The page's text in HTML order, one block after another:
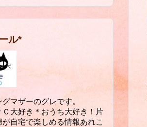
ル*
マザーのグレです。
Ｃ大好き＊おうち大好き！片
自宅で楽しめる情報あれこ